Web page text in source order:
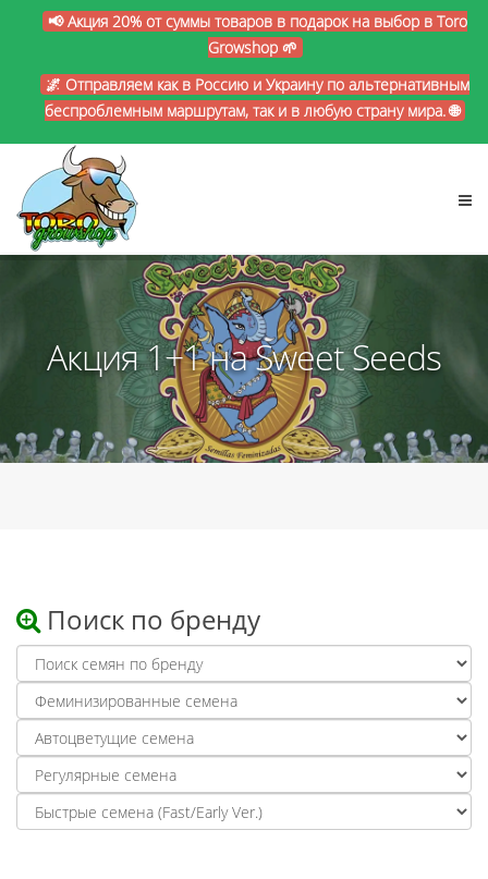
📢 Акция 20% от суммы товаров в подарок на выбор в Toro
Growshop 🌱
🌌 Отправляем как в Россию и Украину по альтернативным
беспроблемным маршрутам, так и в любую страну мира. 🌐
Акция 1+1 на Sweet Seeds
Поиск по бренду